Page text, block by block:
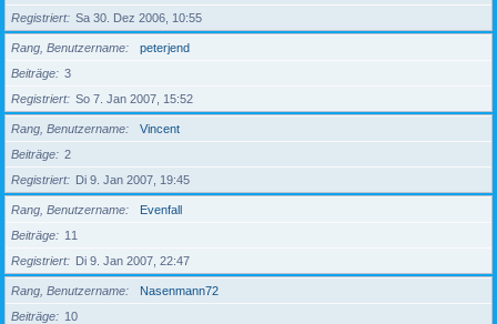
Registriert
Sa 30. Dez 2006, 10:55
Rang, Benutzername
peterjend
Beiträge
3
Registriert
So 7. Jan 2007, 15:52
Rang, Benutzername
Vincent
Beiträge
2
Registriert
Di 9. Jan 2007, 19:45
Rang, Benutzername
Evenfall
Beiträge
11
Registriert
Di 9. Jan 2007, 22:47
Rang, Benutzername
Nasenmann72
Beiträge
10